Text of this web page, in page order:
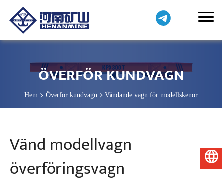
ÖVERFÖR KUNDVAGN
Hem Överför kundvagn Vändande vagn för modellskenor
Vänd modellvagn
överföringsvagn
Svenska